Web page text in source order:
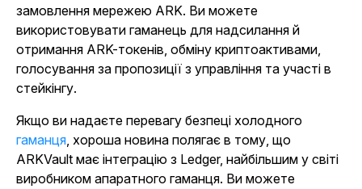
замовлення мережею ARK. Ви можете
використовувати гаманець для надсилання й
отримання ARK-токенів, обміну криптоактивами,
голосування за пропозиції з управління та участі в
стейкінгу.
Якщо ви надаєте перевагу безпеці холодного
гаманця, хороша новина полягає в тому, що
ARKVault має інтеграцію з Ledger, найбільшим у світі
виробником апаратного гаманця. Ви можете